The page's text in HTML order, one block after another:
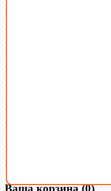
Латунный и
Ваша корзина(0)